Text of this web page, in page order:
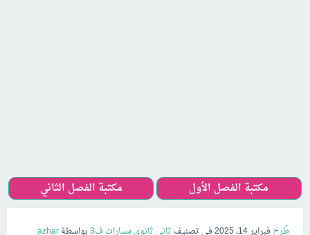
مكتبة الفصل الأول مكتبة الفصل الثاني
طُرِحفبراير 14، 2025 في تصنيف ثاني ثانوي مسارات ف3 بواسطةazhar